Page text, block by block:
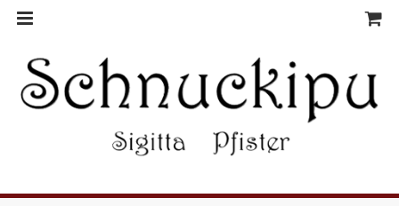
Skip
navigation
Skip
content